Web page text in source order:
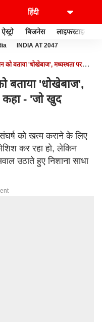
ऐस्ट्रो बिजनेस लाइफस्टाइल
INDIA AT 2047
को बताया 'धोखेबाज', मध्यस्थता पर
बताया 'धोखेबाज',
कहा - 'जो खुद
को खत्म कराने के लिए
कर रहा हो, लेकिन
उठाते हुए निशाना साधा